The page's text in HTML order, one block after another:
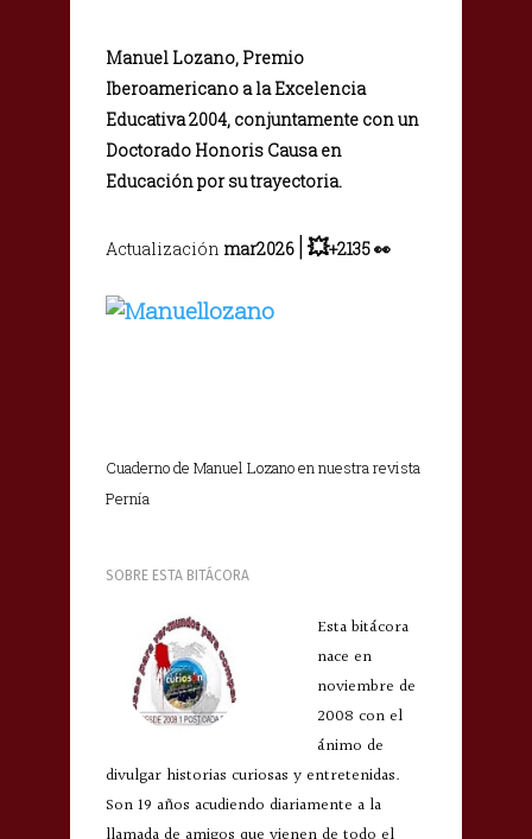
Manuel Lozano, Premio
Iberoamericano a la Excelencia
Educativa 2004, conjuntamente con un
Doctorado Honoris Causa en
Educación por su trayectoria.
Actualización mar2026 |💥+2135 👀
Cuaderno de Manuel Lozano en nuestra revista
Pernía
SOBRE ESTA BITÁCORA
Esta bitácora
nace en
noviembre de
2008 con el
ánimo de
divulgar historias curiosas y entretenidas.
Son 19 años acudiendo diariamente a la